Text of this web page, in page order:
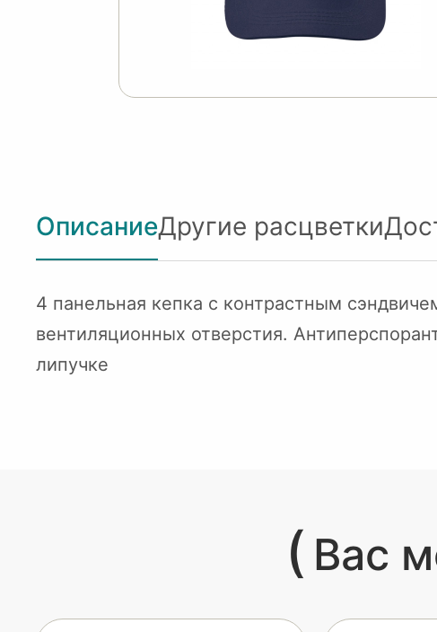
ОписаниеДругие расцветки
4 панельная кепка с контрастным
вентиляционных отверстия.
липучке
( Вас